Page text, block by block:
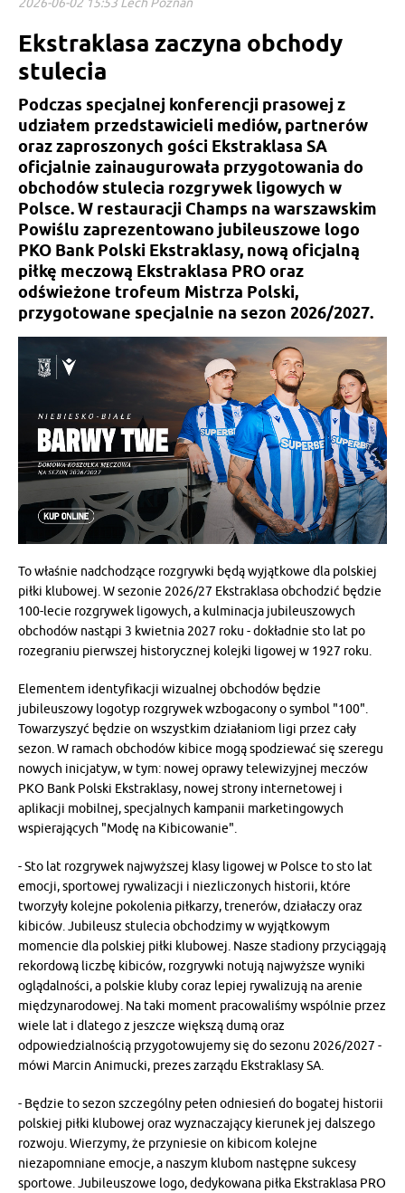
Ekstraklasa zaczyna obchody
stulecia
Podczas specjalnej konferencji prasowej z
udziałem przedstawicieli mediów, partnerów
oraz zaproszonych gości Ekstraklasa SA
oficjalnie zainaugurowała przygotowania do
obchodów stulecia rozgrywek ligowych w
Polsce. W restauracji Champs na warszawskim
Powiślu zaprezentowano jubileuszowe logo
PKO Bank Polski Ekstraklasy, nową oficjalną
piłkę meczową Ekstraklasa PRO oraz
odświeżone trofeum Mistrza Polski,
przygotowane specjalnie na sezon 2026/2027.
To właśnie nadchodzące rozgrywki będą wyjątkowe dla polskiej
piłki klubowej. W sezonie 2026/27 Ekstraklasa obchodzić będzie
100-lecie rozgrywek ligowych, a kulminacja jubileuszowych
obchodów nastąpi 3 kwietnia 2027 roku - dokładnie sto lat po
rozegraniu pierwszej historycznej kolejki ligowej w 1927 roku.
Elementem identyfikacji wizualnej obchodów będzie
jubileuszowy logotyp rozgrywek wzbogacony o symbol "100".
Towarzyszyć będzie on wszystkim działaniom ligi przez cały
sezon. W ramach obchodów kibice mogą spodziewać się szeregu
nowych inicjatyw, w tym: nowej oprawy telewizyjnej meczów
PKO Bank Polski Ekstraklasy, nowej strony internetowej i
aplikacji mobilnej, specjalnych kampanii marketingowych
wspierających "Modę na Kibicowanie".
- Sto lat rozgrywek najwyższej klasy ligowej w Polsce to sto lat
emocji, sportowej rywalizacji i niezliczonych historii, które
tworzyły kolejne pokolenia piłkarzy, trenerów, działaczy oraz
kibiców. Jubileusz stulecia obchodzimy w wyjątkowym
momencie dla polskiej piłki klubowej. Nasze stadiony przyciągają
rekordową liczbę kibiców, rozgrywki notują najwyższe wyniki
oglądalności, a polskie kluby coraz lepiej rywalizują na arenie
międzynarodowej. Na taki moment pracowaliśmy wspólnie przez
wiele lat i dlatego z jeszcze większą dumą oraz
odpowiedzialnością przygotowujemy się do sezonu 2026/2027 -
mówi Marcin Animucki, prezes zarządu Ekstraklasy SA.
- Będzie to sezon szczególny pełen odniesień do bogatej historii
polskiej piłki klubowej oraz wyznaczający kierunek jej dalszego
rozwoju. Wierzymy, że przyniesie on kibicom kolejne
niezapomniane emocje, a naszym klubom następne sukcesy
sportowe. Jubileuszowe logo, dedykowana piłka Ekstraklasa PRO